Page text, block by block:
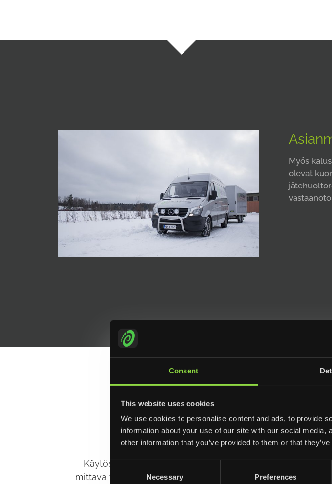
Consent
This website uses cookies
We use cookies to personalise content and ads, to provide
information about your use of our site with our social
other information that you’ve provided to them or that
Consent
Selection
Necessary Preferences
Myös
olevat
TARKASTI
Käytöstä poistettujen katalysaattoreiden ja
mittava ympäristöteko. Mahdollisimman suuri osa